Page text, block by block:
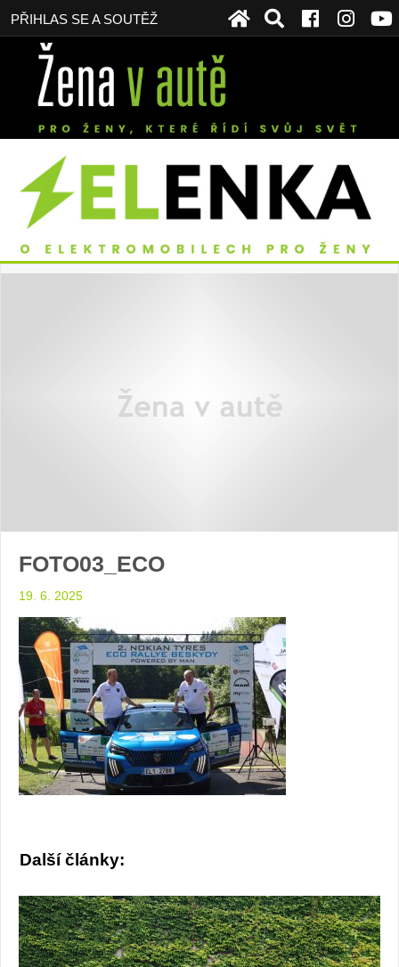
PŘIHLAS SE A SOUTĚŽ
FOTO03_ECO
19. 6. 2025
Další články: